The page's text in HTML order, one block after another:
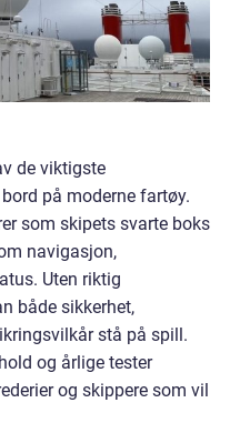
de viktigste
på moderne fartøy.
som skipets svarte boks
navigasjon,
Uten riktig
både sikkerhet,
stå på spill.
og årlige tester
og skippere som vil